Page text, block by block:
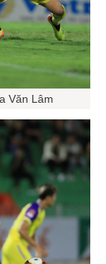
Văn Lâm